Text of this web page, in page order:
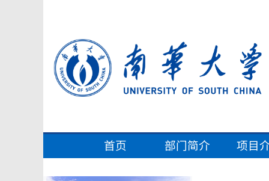
首页 部门简介 项目